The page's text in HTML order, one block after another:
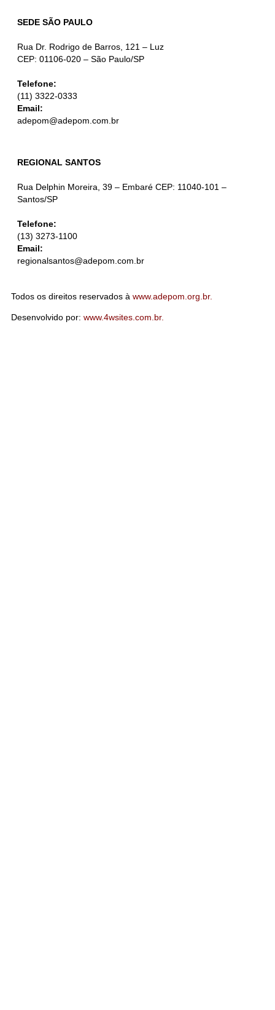
SEDE SÃO PAULO
Rua Dr. Rodrigo de Barros, 121 – Luz
CEP: 01106-020 – São Paulo/SP
Telefone:
(11) 3322-0333
Email:
adepom@adepom.com.br
REGIONAL SANTOS
Rua Delphin Moreira, 39 – Embaré CEP: 11040-101 –
Santos/SP
Telefone:
(13) 3273-1100
Email:
regionalsantos@adepom.com.br
Todos os direitos reservados à www.adepom.org.br.
Desenvolvido por: www.4wsites.com.br.